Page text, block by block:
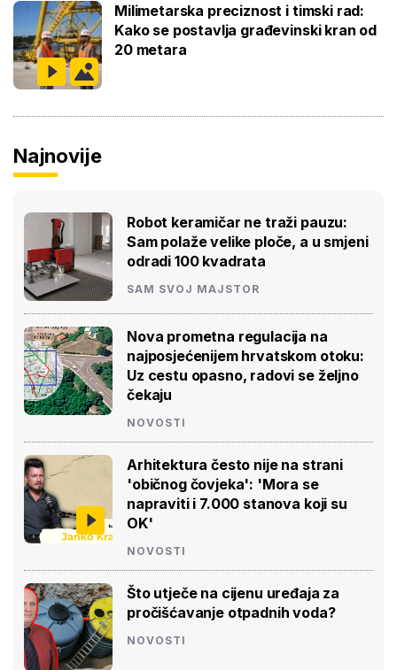
Milimetarska preciznost i timski rad:
Kako se postavlja građevinski kran od
20 metara
Najnovije
Robot keramičar ne traži pauzu:
Sam polaže velike ploče, a u smjeni
odradi 100 kvadrata
SAM SVOJ MAJSTOR
Nova prometna regulacija na
najposjećenijem hrvatskom otoku:
Uz cestu opasno, radovi se željno
čekaju
NOVOSTI
Arhitektura često nije na strani
'običnog čovjeka': 'Mora se
napraviti i 7.000 stanova koji su
OK'
NOVOSTI
Što utječe na cijenu uređaja za
pročišćavanje otpadnih voda?
NOVOSTI